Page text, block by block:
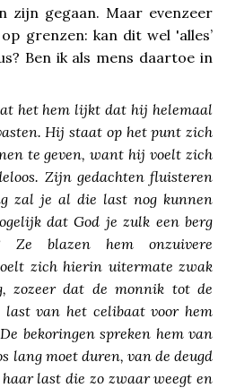
zijn gegaan. Maar evenzeer
grenzen: kan dit wel 'alles’
Ben ik als mens daartoe in
het hem lijkt dat hij helemaal
Hij staat op het punt zich
te geven, want hij voelt zich
Zijn gedachten fluisteren
zal je al die last nog kunnen
dat God je zulk een berg
Ze blazen hem onzuivere
zich hierin uitermate zwak
zozeer dat de monnik tot de
van het celibaat voor hem
bekoringen spreken hem van
lang moet duren, van de deugd
last die zo zwaar weegt en